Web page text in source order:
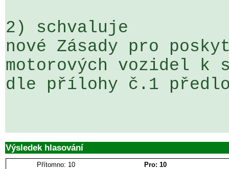
2) schvaluje
nové Zásady pro
motorových vozidel k
dle přílohy č.1
Výsledek hlasování
Přítomno: 10 Pro: 10